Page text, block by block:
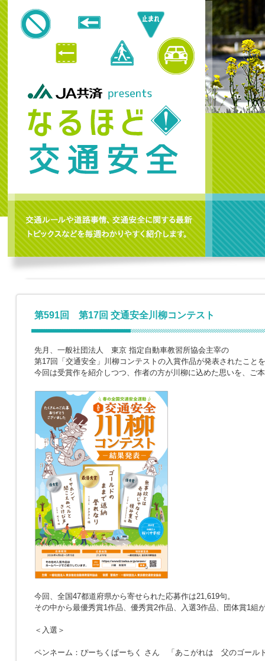
第591回 第17回 交通安全川柳コンテスト
先月、一般社団法人 東京 指定自動車教習所協会主宰の
第17回「交通安全」川柳コンテストの入賞作品が発表されたこと
今回は受賞作を紹介しつつ、作者の方が川柳に込めた思いを、ご
今回、全国47都道府県から寄せられた応募作は21,619句。
その中から最優秀賞1作品、優秀賞2作品、入選3作品、団体賞1組
＜入選＞
ペンネーム：ぴーちくぱーちく さん 「あこがれは 父のゴール